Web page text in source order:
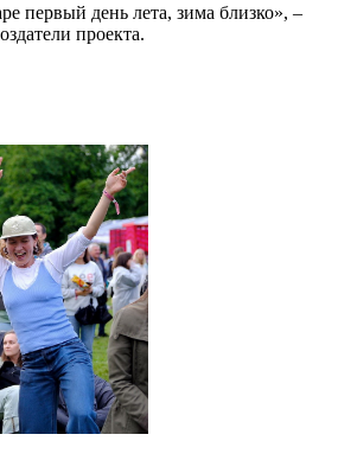
первый день лета, зима близко», –
проекта.